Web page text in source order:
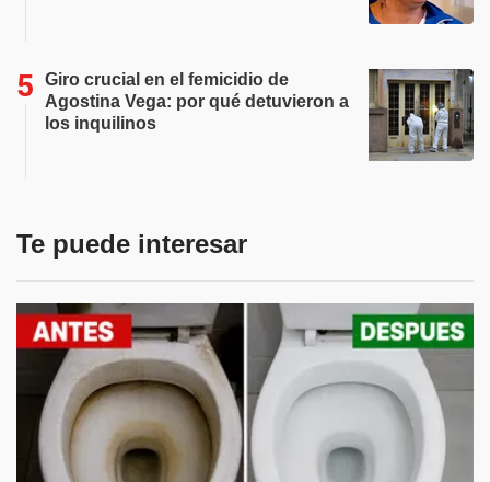
Giro crucial en el femicidio de
Agostina Vega: por qué detuvieron a
los inquilinos
Te puede interesar